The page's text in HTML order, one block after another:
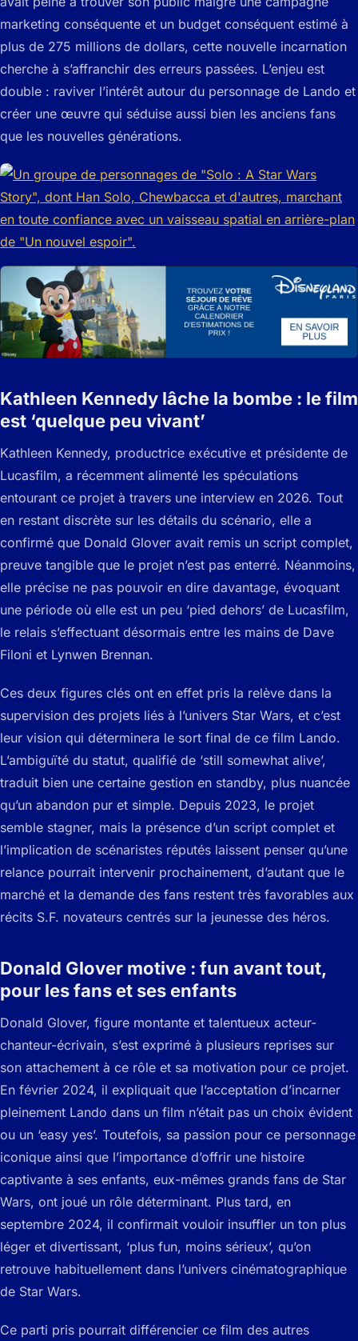
marketing conséquente et un budget conséquent estimé à
plus de 275 millions de dollars, cette nouvelle incarnation
cherche à s’affranchir des erreurs passées. L’enjeu est
double : raviver l’intérêt autour du personnage de Lando et
créer une œuvre qui séduise aussi bien les anciens fans
que les nouvelles générations.
Kathleen Kennedy lâche la bombe : le film
est ‘quelque peu vivant’
Kathleen Kennedy, productrice exécutive et présidente de
Lucasfilm, a récemment alimenté les spéculations
entourant ce projet à travers une interview en 2026. Tout
en restant discrète sur les détails du scénario, elle a
confirmé que Donald Glover avait remis un script complet,
preuve tangible que le projet n’est pas enterré. Néanmoins,
elle précise ne pas pouvoir en dire davantage, évoquant
une période où elle est un peu ‘pied dehors’ de Lucasfilm,
le relais s’effectuant désormais entre les mains de Dave
Filoni et Lynwen Brennan.
Ces deux figures clés ont en effet pris la relève dans la
supervision des projets liés à l’univers Star Wars, et c’est
leur vision qui déterminera le sort final de ce film Lando.
L’ambiguïté du statut, qualifié de ‘still somewhat alive’,
traduit bien une certaine gestion en standby, plus nuancée
qu’un abandon pur et simple. Depuis 2023, le projet
semble stagner, mais la présence d’un script complet et
l’implication de scénaristes réputés laissent penser qu’une
relance pourrait intervenir prochainement, d’autant que le
marché et la demande des fans restent très favorables aux
récits S.F. novateurs centrés sur la jeunesse des héros.
Donald Glover motive : fun avant tout,
pour les fans et ses enfants
Donald Glover, figure montante et talentueux acteur-
chanteur-écrivain, s’est exprimé à plusieurs reprises sur
son attachement à ce rôle et sa motivation pour ce projet.
En février 2024, il expliquait que l’acceptation d’incarner
pleinement Lando dans un film n’était pas un choix évident
ou un ‘easy yes’. Toutefois, sa passion pour ce personnage
iconique ainsi que l’importance d’offrir une histoire
captivante à ses enfants, eux-mêmes grands fans de Star
Wars, ont joué un rôle déterminant. Plus tard, en
septembre 2024, il confirmait vouloir insuffler un ton plus
léger et divertissant, ‘plus fun, moins sérieux’, qu’on
retrouve habituellement dans l’univers cinématographique
de Star Wars.
Ce parti pris pourrait différencier ce film des autres